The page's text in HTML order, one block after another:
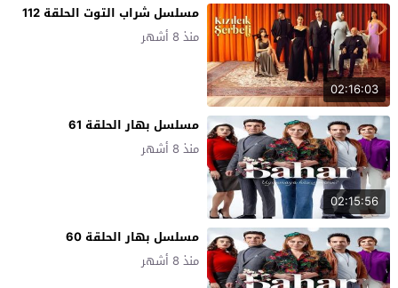
02:16:03
مسلسل شراب التوت الحلقة 112
منذ 8 أشهر
02:15:56
مسلسل بهار الحلقة 61
منذ 8 أشهر
مسلسل بهار الحلقة 60
منذ 8 أشهر